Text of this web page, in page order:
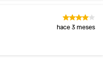
hace 3 meses